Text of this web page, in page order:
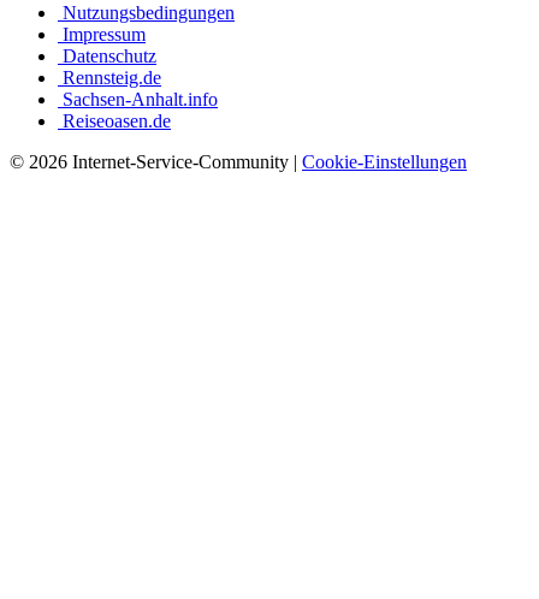
Nutzungsbedingungen
Impressum
Datenschutz
Rennsteig.de
Sachsen-Anhalt.info
Reiseoasen.de
© 2026 Internet-Service-Community | Cookie-Einstellungen